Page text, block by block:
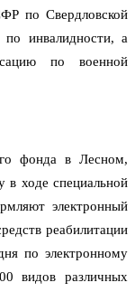
по Свердловской
по инвалидности, а
по военной
фонда в Лесном,
в ходе специальной
электронный
реабилитации
по электронному
видов различных